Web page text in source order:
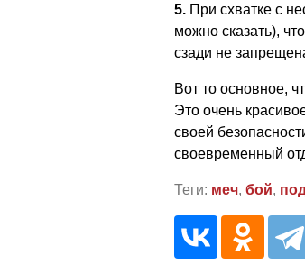
5. При схватке с
можно сказать),
сзади не
Вот то основное,
Это очень
своей
своевременный
Теги: меч, бой,